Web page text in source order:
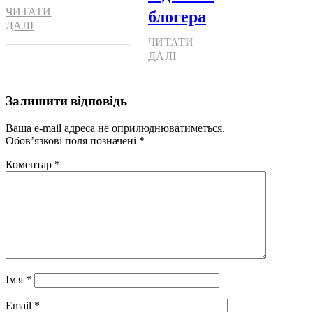
ЧИТАТИ
ДАЛІ
блогера
ЧИТАТИ
ДАЛІ
Залишити відповідь
Ваша e-mail адреса не оприлюднюватиметься.
Обов’язкові поля позначені *
Коментар *
Ім'я *
Email *